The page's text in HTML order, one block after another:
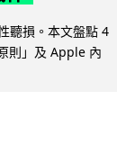
聽損。本文盤點 4
則」及 Apple 內